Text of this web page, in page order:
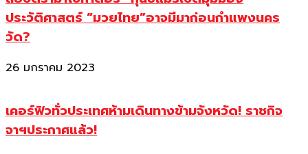
ประวัติศาสตร์ “มวยไทย”อาจมีมาก่อนกำแพงนคร
วัด?
26 มกราคม 2023
เคอร์ฟิวทั่วประเทศห้ามเดินทางข้ามจังหวัด! ราชกิจ
จาฯประกาศแล้ว!